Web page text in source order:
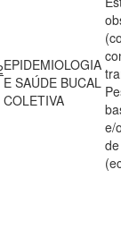
EPIDEMIOLOGIA
E SAÚDE BUCAL
COLETIVA
e/